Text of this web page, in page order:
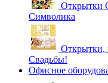
Открытки
Символика
Открытки,
Свадьбы!
Офисное